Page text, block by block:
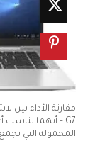
المحمولة التي تجمع